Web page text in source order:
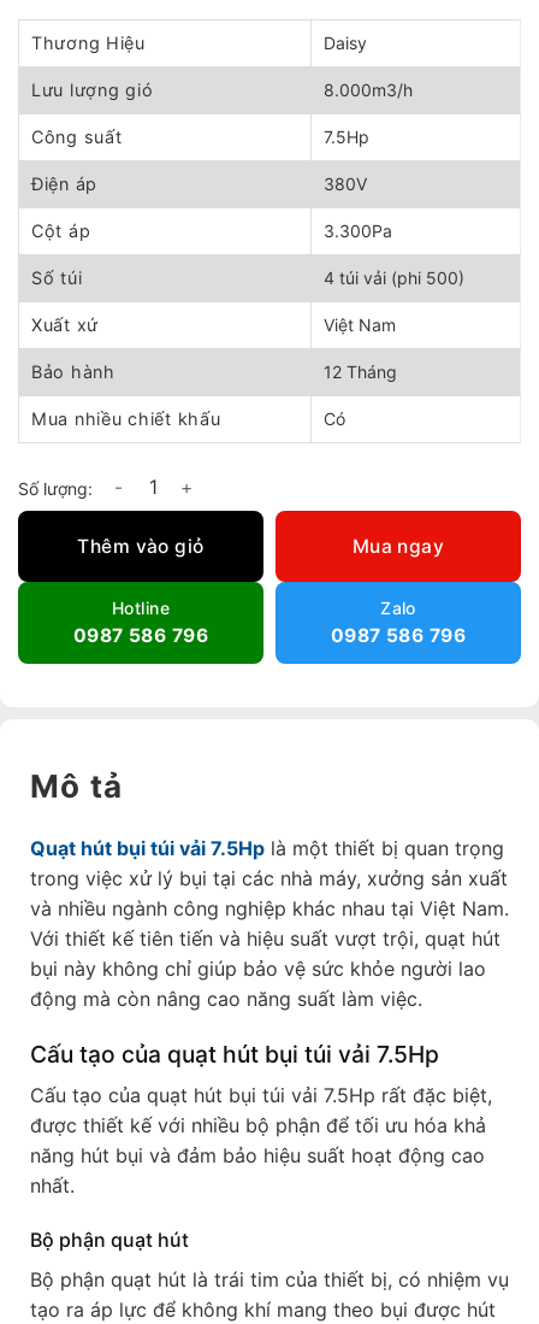
gốc
là:
20.900.000 ₫.
hiện
tại
16.700.000 ₫.
Thương Hiệu Daisy
Lưu lượng gió 8.000m3/h
Công suất 7.5Hp
Điện áp 380V
Cột áp 3.300Pa
Số túi 4 túi vải (phi 500)
Xuất xứ Việt Nam
Bảo hành 12 Tháng
Mua nhiều chiết khấu Có
Quạt hút bụi túi vải 7.5Hp số lượng
Thêm vào giỏ Mua ngay
Hotline
0987 586 796
Zalo
0987 586 796
Mô tả
Quạt hút bụi túi vải 7.5Hp là một thiết bị quan trọng
trong việc xử lý bụi tại các nhà máy, xưởng sản xuất
và nhiều ngành công nghiệp khác nhau tại Việt Nam.
Với thiết kế tiên tiến và hiệu suất vượt trội, quạt hút
bụi này không chỉ giúp bảo vệ sức khỏe người lao
động mà còn nâng cao năng suất làm việc.
Cấu tạo của quạt hút bụi túi vải 7.5Hp
Cấu tạo của quạt hút bụi túi vải 7.5Hp rất đặc biệt,
được thiết kế với nhiều bộ phận để tối ưu hóa khả
năng hút bụi và đảm bảo hiệu suất hoạt động cao
nhất.
Bộ phận quạt hút
Bộ phận quạt hút là trái tim của thiết bị, có nhiệm vụ
tạo ra áp lực để không khí mang theo bụi được hút